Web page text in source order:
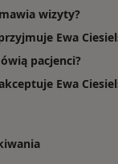
wizyty?
Ewa
pacjenci?
Ewa